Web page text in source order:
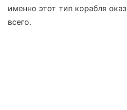
именно этот тип корабля
всего.